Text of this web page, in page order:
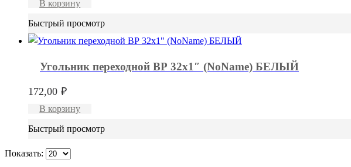
В корзину
Быстрый просмотр
Угольник переходной ВР 32х1″ (NoName) БЕЛЫЙ
172,00 ₽
В корзину
Быстрый просмотр
Показать: